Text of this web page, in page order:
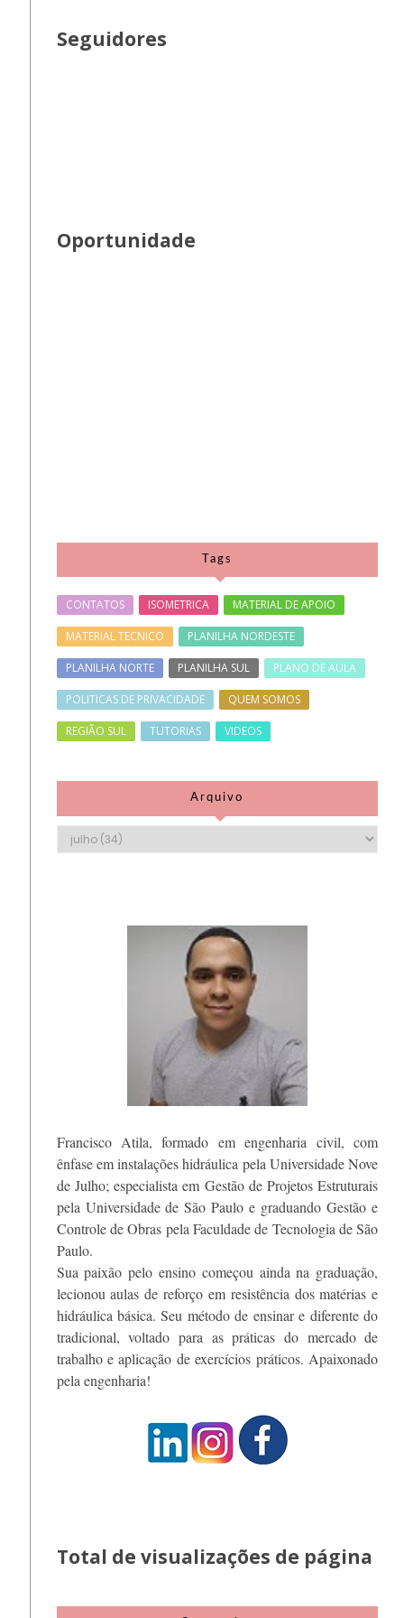
Seguidores
Oportunidade
Tags
CONTATOS ISOMETRICA MATERIAL DE APOIO
MATERIAL TECNICO PLANILHA NORDESTE
PLANILHA NORTE PLANILHA SUL PLANO DE AULA
POLITICAS DE PRIVACIDADE QUEM SOMOS
REGIÃO SUL TUTORIAS VIDEOS
Arquivo
Francisco Atila, formado em engenharia civil, com
ênfase em instalações hidráulica pela Universidade Nove
de Julho; especialista em Gestão de Projetos Estruturais
pela Universidade de São Paulo e graduando Gestão e
Controle de Obras pela Faculdade de Tecnologia de São
Paulo.
Sua paixão pelo ensino começou ainda na graduação,
lecionou aulas de reforço em resistência dos matérias e
hidráulica básica. Seu método de ensinar e diferente do
tradicional, voltado para as práticas do mercado de
trabalho e aplicação de exercícios práticos. Apaixonado
pela engenharia!
Total de visualizações de página